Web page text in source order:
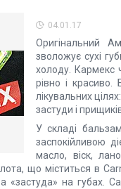
04.01.17
Оригінальний
зволожує сухі
холоду. Кармекс
рівно і
лікувальних
застуди і
У складі
заспокійливою
масло, віск,
що міститься в
«застуда» на губах.